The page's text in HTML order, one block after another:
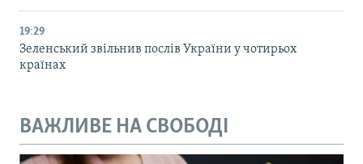
19:29
Зеленський звільнив послів України у чотирьох
країнах
ВАЖЛИВЕ НА СВОБОДІ